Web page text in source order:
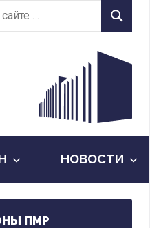
Найти
НОВОСТИ
ПМР